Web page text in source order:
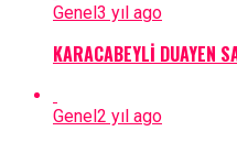
Genel3 yıl ago
KARACABEYLİ DUAYEN
Genel2 yıl ago